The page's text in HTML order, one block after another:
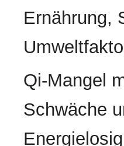
Ernährung,
Qi-Mangel
Schwäche